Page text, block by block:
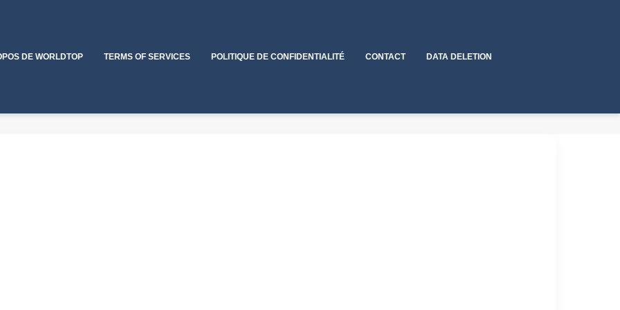
DE WORLDTOP TERMS OF SERVICES POLITIQUE DE CONFIDENTIALITÉ CONTACT DATA DELETION